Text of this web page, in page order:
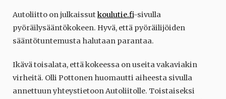
Autoliitto on julkaissutkoulutie.fi-sivulla
pyöräilysääntökokeen. Hyvä, että pyöräilijöiden
sääntötuntemusta halutaan parantaa.
Ikävä toisalata, että kokeessa on useita vakaviakin
virheitä. Olli Pottonen huomautti aiheesta sivulla
annettuun yhteystietoon Autoliitolle. Toistaiseksi